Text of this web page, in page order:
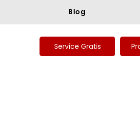
Blog
Service Gratis